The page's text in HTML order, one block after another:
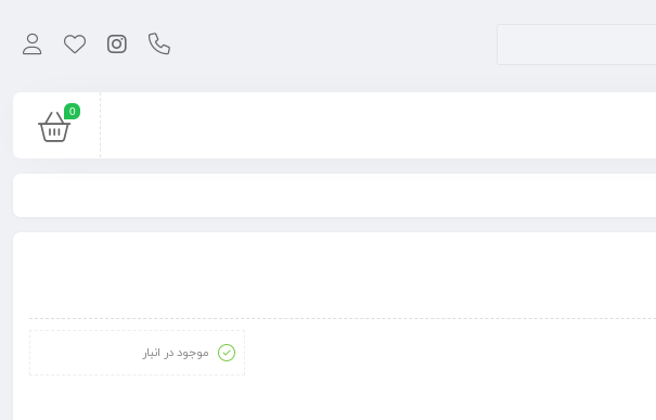
0
موجود در انبار